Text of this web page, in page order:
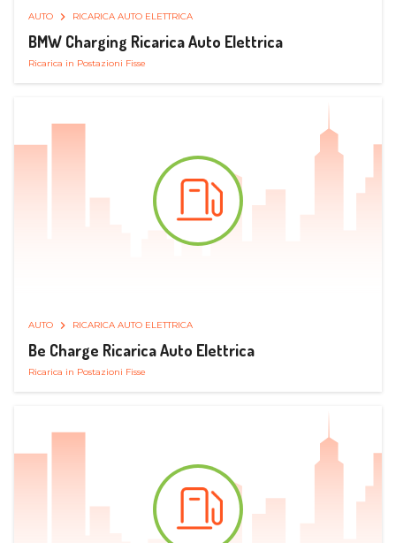
AUTO RICARICA AUTO ELETTRICA
BMW Charging Ricarica Auto Elettrica
Ricarica in Postazioni Fisse
AUTO RICARICA AUTO ELETTRICA
Be Charge Ricarica Auto Elettrica
Ricarica in Postazioni Fisse